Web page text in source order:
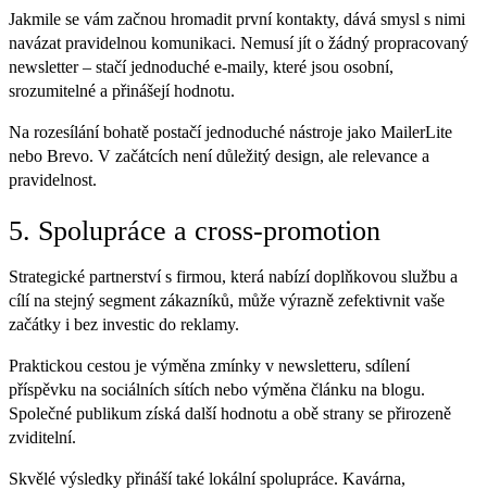
Jakmile se vám začnou hromadit první kontakty, dává smysl s nimi
navázat pravidelnou komunikaci. Nemusí jít o žádný propracovaný
newsletter – stačí jednoduché e-maily, které jsou osobní,
srozumitelné a přinášejí hodnotu.
Na rozesílání bohatě postačí jednoduché nástroje jako MailerLite
nebo Brevo. V začátcích není důležitý design, ale relevance a
pravidelnost.
5. Spolupráce a cross-promotion
Strategické partnerství s firmou, která nabízí doplňkovou službu a
cílí na stejný segment zákazníků, může výrazně zefektivnit vaše
začátky i bez investic do reklamy.
Praktickou cestou je výměna zmínky v newsletteru, sdílení
příspěvku na sociálních sítích nebo výměna článku na blogu.
Společné publikum získá další hodnotu a obě strany se přirozeně
zviditelní.
Skvělé výsledky přináší také lokální spolupráce. Kavárna,